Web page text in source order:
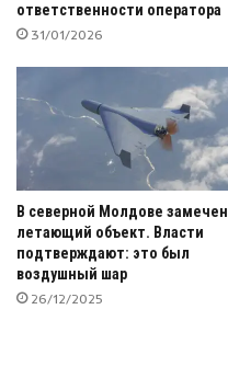
ответственности оператора
31/01/2026
В северной Молдове замечен
летающий объект. Власти
подтверждают: это был
воздушный шар
26/12/2025